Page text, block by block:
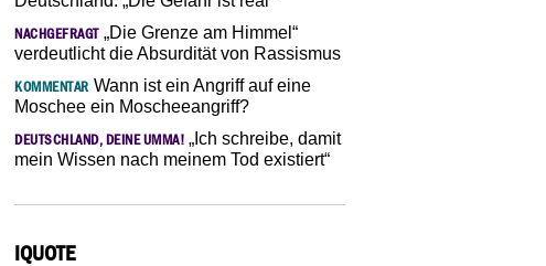
NACHGEFRAGT„Die Grenze am Himmel“
verdeutlicht die Absurdität von Rassismus
KOMMENTAR Wann ist ein Angriff auf eine
Moschee ein Moscheeangriff?
DEUTSCHLAND, DEINE UMMA! „Ich schreibe, damit
mein Wissen nach meinem Tod existiert“
IQUOTE